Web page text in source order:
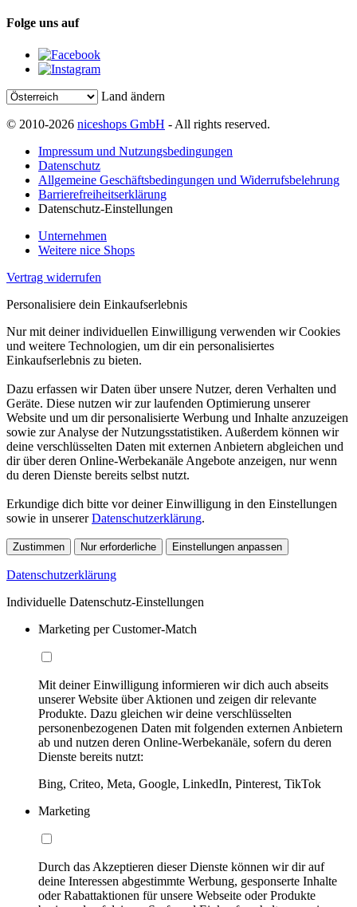
Folge uns auf
Land ändern
© 2010-2026 niceshops GmbH - All rights reserved.
Impressum und Nutzungsbedingungen
Datenschutz
Allgemeine Geschäftsbedingungen und Widerrufsbelehrung
Barrierefreiheitserklärung
Datenschutz-Einstellungen
Unternehmen
Weitere nice Shops
Vertrag widerrufen
Personalisiere dein Einkaufserlebnis
Nur mit deiner individuellen Einwilligung verwenden wir Cookies
und weitere Technologien, um dir ein personalisiertes
Einkaufserlebnis zu bieten.
Dazu erfassen wir Daten über unsere Nutzer, deren Verhalten und
Geräte. Diese nutzen wir zur laufenden Optimierung unserer
Website und um dir personalisierte Werbung und Inhalte anzuzeigen
sowie zur Analyse der Nutzungsstatistiken. Außerdem können wir
deine verschlüsselten Daten mit externen Anbietern abgleichen und
dir über deren Online-Werbekanäle Angebote anzeigen, nur wenn
du deren Dienste bereits selbst nutzt.
Erkundige dich bitte vor deiner Einwilligung in den Einstellungen
sowie in unsererDatenschutzerklärung.
Zustimmen Nur erforderliche Einstellungen anpassen
Datenschutzerklärung
Individuelle Datenschutz-Einstellungen
Marketing per Customer-Match
Mit deiner Einwilligung informieren wir dich auch abseits
unserer Website über Aktionen und zeigen dir relevante
Produkte. Dazu gleichen wir deine verschlüsselten
personenbezogenen Daten mit folgenden externen Anbietern
ab und nutzen deren Online-Werbekanäle, sofern du deren
Dienste bereits nutzt:
Bing, Criteo, Meta, Google, LinkedIn, Pinterest, TikTok
Marketing
Durch das Akzeptieren dieser Dienste können wir dir auf
deine Interessen abgestimmte Werbung, gesponserte Inhalte
oder Rabattaktionen für unsere Webseite oder Produkte